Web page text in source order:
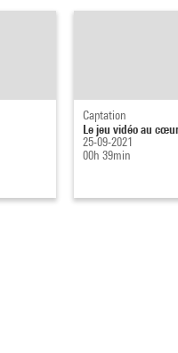
Captation
Le jeu vidéo au
25-09-2021
00h 39min